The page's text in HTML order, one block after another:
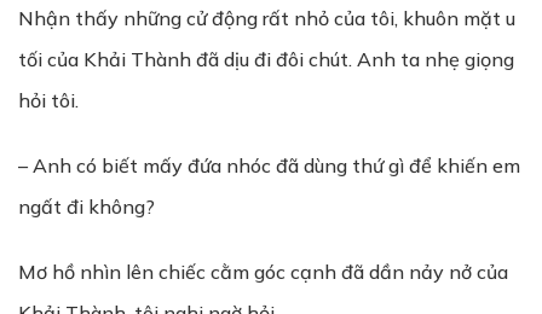
Nhận thấy những cử động rất nhỏ của tôi, khuôn mặt u
tối của Khải Thành đã dịu đi đôi chút. Anh ta nhẹ giọng
hỏi tôi.
– Anh có biết mấy đứa nhóc đã dùng thứ gì để khiến em
ngất đi không?
Mơ hồ nhìn lên chiếc cằm góc cạnh đã dần nảy nở của